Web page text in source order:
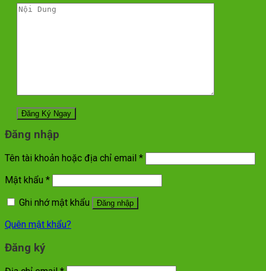
Đăng nhập
Tên tài khoản hoặc địa chỉ email *
Mật khẩu *
Ghi nhớ mật khẩu
Đăng nhập
Quên mật khẩu?
Đăng ký